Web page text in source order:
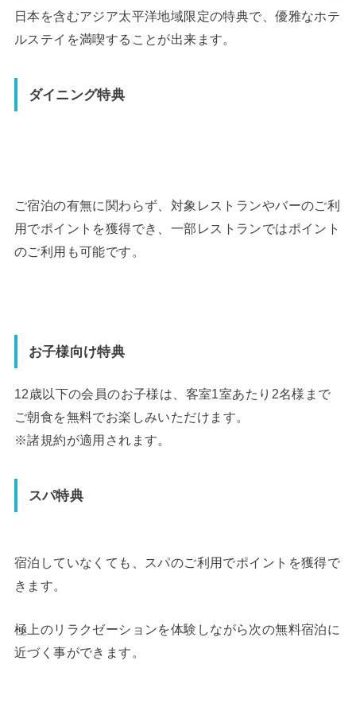
日本を含むアジア太平洋地域限定の特典で、優雅なホテ
ルステイを満喫することが出来ます。
ダイニング特典
ご宿泊の有無に関わらず、対象レストランやバーのご利
用でポイン トを獲得でき、一部レストランではポイント
のご利用も可能です。
お子様向け特典
12歳以下の会員のお子様は、客室1室あたり2名様まで
ご朝食を無料でお楽しみいただけます。
※諸規約が適用されます。
スパ特典
宿泊していなくても、スパのご利用でポイントを獲得で
きます。
極上のリラクゼーションを体験しながら次の無料宿泊に
近づく事ができます。